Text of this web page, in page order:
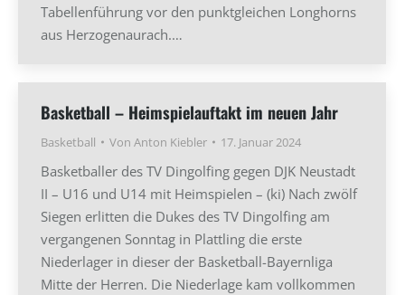
Tabellenführung vor den punktgleichen Longhorns
aus Herzogenaurach.…
Basketball – Heimspielauftakt im neuen Jahr
Basketball Von Anton Kiebler 17. Januar 2024
Basketballer des TV Dingolfing gegen DJK Neustadt
II – U16 und U14 mit Heimspielen – (ki) Nach zwölf
Siegen erlitten die Dukes des TV Dingolfing am
vergangenen Sonntag in Plattling die erste
Niederlager in dieser der Basketball-Bayernliga
Mitte der Herren. Die Niederlage kam vollkommen